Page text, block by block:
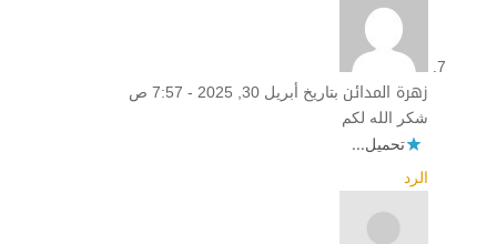
زهرة المدائن بتاريخ أبريل 30, 2025 - 7:57 ص
شكر الله لكم
تحميل...
الرد